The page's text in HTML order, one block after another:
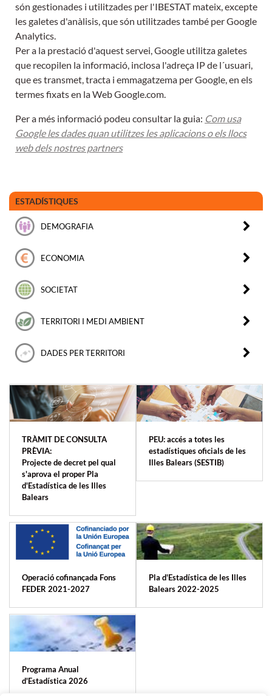
són gestionades i utilitzades per l'IBESTAT mateix, excepte
les galetes d'anàlisis, que són utilitzades també per Google
Analytics.
Per a la prestació d'aquest servei, Google utilitza galetes
que recopilen la informació, inclosa l'adreça IP de l´usuari,
que es transmet, tracta i emmagatzema per Google, en els
termes fixats en la Web Google.com.
Per a més informació podeu consultar la guia: Com usa
Google les dades quan utilitzes les aplicacions o els llocs
web dels nostres partners
ESTADÍSTIQUES
DEMOGRAFIA
ECONOMIA
SOCIETAT
TERRITORI I MEDI AMBIENT
DADES PER TERRITORI
TRÀMIT DE CONSULTA
PRÈVIA:
Projecte de decret pel qual
s'aprova el proper Pla
d'Estadística de les Illes
Balears
PEU: accés a totes les
estadístiques oficials de les
Illes Balears (SESTIB)
Operació cofinançada Fons
FEDER 2021-2027
Pla d'Estadística de les Illes
Balears 2022-2025
Programa Anual
d'Estadística 2026